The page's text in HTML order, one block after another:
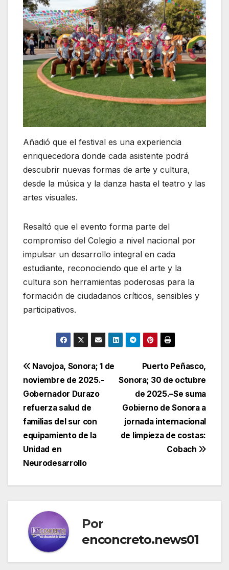
Añadió que el festival es una experiencia
enriquecedora donde cada asistente podrá
descubrir nuevas formas de arte y cultura,
desde la música y la danza hasta el teatro y las
artes visuales.
Resaltó que el evento forma parte del
compromiso del Colegio a nivel nacional por
impulsar un desarrollo integral en cada
estudiante, reconociendo que el arte y la
cultura son herramientas poderosas para la
formación de ciudadanos críticos, sensibles y
participativos.
Navegación
de
entradas
Puerto Peñasco,
Sonora; 30 de octubre
de 2025.–Se suma
Gobierno de Sonora a
jornada internacional
de limpieza de costas:
Cobach
Navojoa, Sonora; 1 de
noviembre de 2025.-
Gobernador Durazo
refuerza salud de
familias del sur con
equipamiento de la
Unidad en
Neurodesarrollo
Por
enconcreto.news01